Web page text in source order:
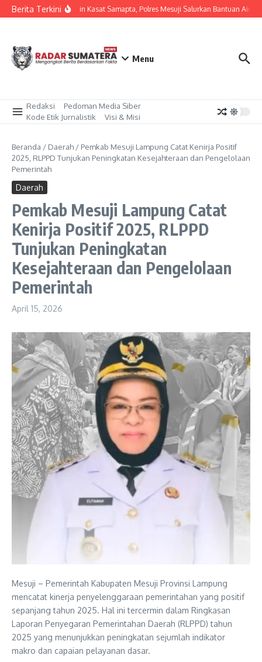
Lewati ke konten
Berita TerkiniDipimpin Kasat Samapta, Polres Mesuji Salurkan Bantuan Air
Menu
Redaksi
Pedoman Media Siber
Kode Etik Jurnalistik
Visi & Misi
Beranda / Daerah / Pemkab Mesuji Lampung Catat Kenirja Positif
2025, RLPPD Tunjukan Peningkatan Kesejahteraan dan Pengelolaan
Pemerintah
Daerah
Pemkab Mesuji Lampung Catat
Kenirja Positif 2025, RLPPD
Tunjukan Peningkatan
Kesejahteraan dan Pengelolaan
Pemerintah
April 15, 2026
Mesuji – Pemerintah Kabupaten Mesuji Provinsi Lampung
mencatat kinerja penyelenggaraan pemerintahan yang positif
sepanjang tahun 2025. Hal ini tercermin dalam Ringkasan
Laporan Penyegaran Pemerintahan Daerah (RLPPD) tahun
2025 yang menunjukkan peningkatan sejumlah indikator
makro dan capaian pelayanan dasar.